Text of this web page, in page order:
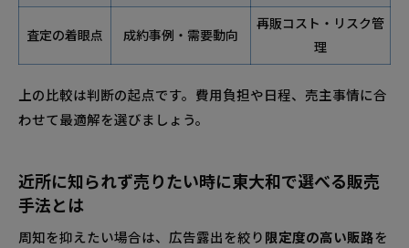
査定の着眼点 成約事例・需要動向
再販コスト・リスク管
理
上の比較は判断の起点です。費用負担や日程、売主事情に合
わせて最適解を選びましょう。
近所に知られず売りたい時に東大和で選べる販売
手法とは
周知を抑えたい場合は、広告露出を絞り 限定度の高い販路を